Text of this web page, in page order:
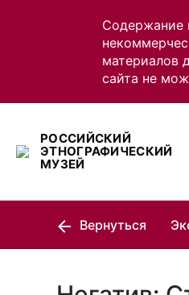
Содержание
материалов
сайта не
РОССИЙСКИЙ
ЭТНОГРАФИЧЕСКИЙ
МУЗЕЙ
Вернуться